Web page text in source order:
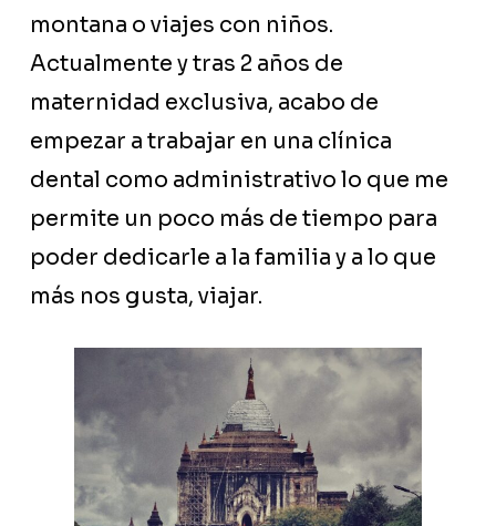
montana o viajes con niños.
Actualmente y tras 2 años de
maternidad exclusiva, acabo de
empezar a trabajar en una clínica
dental como administrativo lo que me
permite un poco más de tiempo para
poder dedicarle a la familia y a lo que
más nos gusta, viajar.